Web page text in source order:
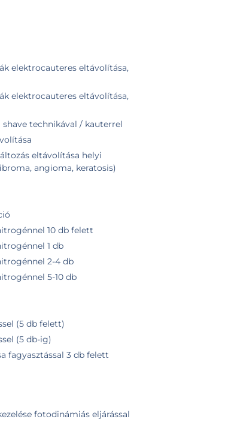
elektrocauteres eltávolítása,
elektrocauteres eltávolítása,
technikával / kauterrel
eltávolítása helyi
angioma, keratosis)
10 db felett
1 db
2-4 db
5-10 db
(5 db felett)
(5 db-ig)
fagyasztással 3 db felett
fotodinámiás eljárással